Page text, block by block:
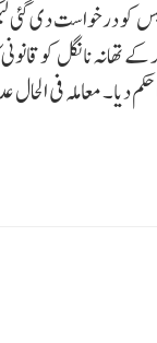
کو درخواست دی گئی
نانگل کو قانونی
معاملہ فی الحال